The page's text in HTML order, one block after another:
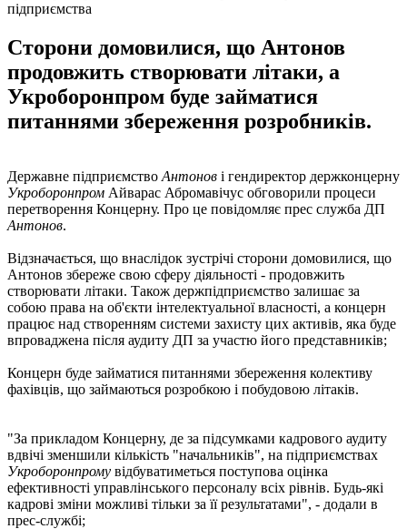
підприємства
Сторони домовилися, що Антонов
продовжить створювати літаки, а
Укроборонпром буде займатися
питаннями збереження розробників.
Державне підприємство Антонов і гендиректор держконцерну
Укроборонпром Айварас Абромавічус обговорили процеси
перетворення Концерну. Про це повідомляє прес служба ДП
Антонов.
Відзначається, що внаслідок зустрічі сторони домовилися, що
Антонов збереже свою сферу діяльності - продовжить
створювати літаки. Також держпідприємство залишає за
собою права на об'єкти інтелектуальної власності, а концерн
працює над створенням системи захисту цих активів, яка буде
впроваджена після аудиту ДП за участю його представників;
Концерн буде займатися питаннями збереження колективу
фахівців, що займаються розробкою і побудовою літаків.
"За прикладом Концерну, де за підсумками кадрового аудиту
вдвічі зменшили кількість "начальників", на підприємствах
Укроборонпрому відбуватиметься поступова оцінка
ефективності управлінського персоналу всіх рівнів. Будь-які
кадрові зміни можливі тільки за її результатами", - додали в
прес-службі;